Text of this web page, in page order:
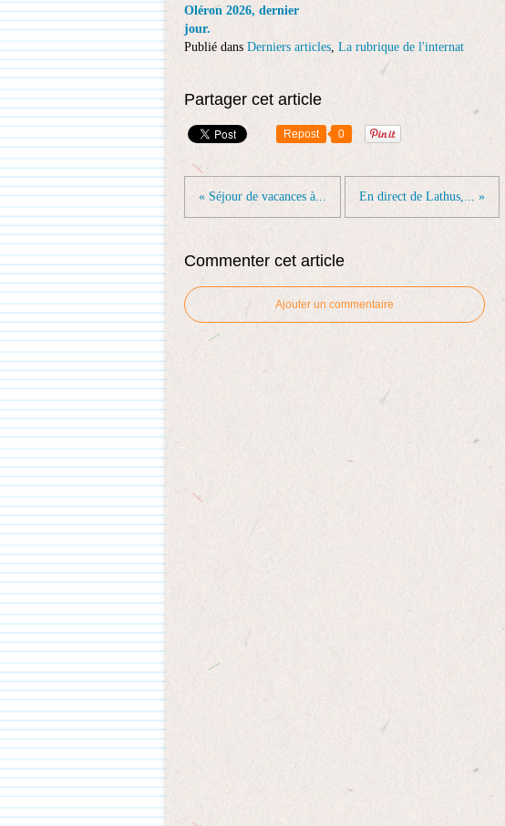
Oléron 2026, dernier
jour.
Publié dans Derniers articles, La rubrique de l'internat
Partager cet article
Repost 0
« Séjour de vacances à... En direct de Lathus,... »
Commenter cet article
Ajouter un commentaire